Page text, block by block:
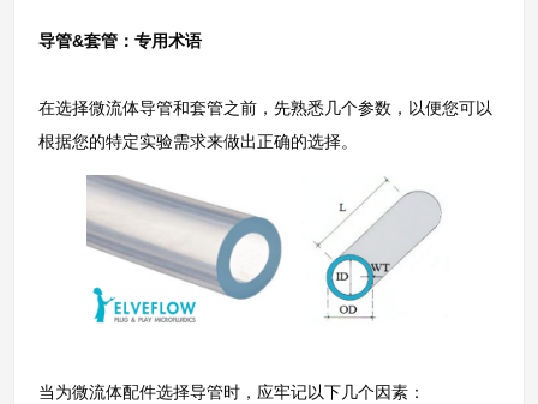
导管&套管：专用术语
在选择微流体导管和套管之前，先熟悉几个参数，以便您可以
根据您的特定实验需求来做出正确的选择。
当为微流体配件选择导管时，应牢记以下几个因素：